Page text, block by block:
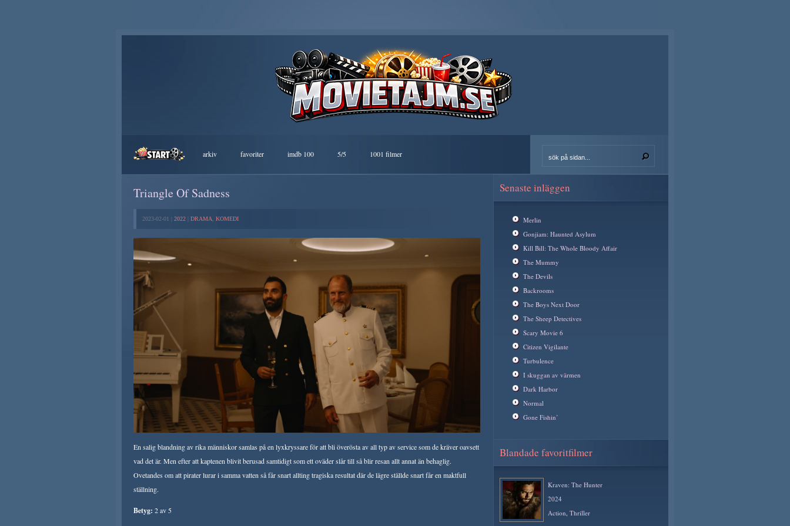
arkiv favoriter imdb 100 5/5 1001 filmer
Triangle Of Sadness
2023-02-01 | 2022 DRAMA KOMEDI
En salig blandning av rika människor samlas på en lyxkryssare för att bli överösta av all typ av service som de kräver oavsett
vad det är. Men efter att kaptenen blivit berusad samtidigt som ett oväder slår till så blir resan allt annat än behaglig.
Ovetandes om att pirater lurar i samma vatten så får snart allting tragiska resultat där de lägre ställde snart får en maktfull
ställning.
Betyg: 2 av 5
Senaste inläggen
Merlin
Gonjiam: Haunted Asylum
Kill Bill: The Whole Bloody Affair
The Mummy
The Devils
Backrooms
The Boys Next Door
The Sheep Detectives
Scary Movie 6
Citizen Vigilante
Turbulence
I skuggan av värmen
Dark Harbor
Normal
Gone Fishin’
Blandade favoritfilmer
Kraven: The Hunter
2024
Action, Thriller